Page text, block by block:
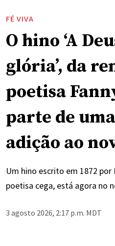
FÉ VIVA
O hino ‘A
glória’, da
poetisa
parte de
adição ao
Um hino escrito em 1872 por
poetisa cega, está agora no
3 agosto 2026, 2:17 p.m. MDT